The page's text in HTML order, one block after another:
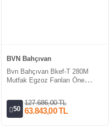
BVN Bahçıvan
Bvn Bahçıvan Bkef-T 280M
Mutfak Egzoz Fanları Öne
50
127.686,00 TL
63.843,00 TL